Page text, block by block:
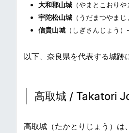
大和郡山城 （やまとこおり
宇陀松山城 （うだまつやま
信貴山城 （しぎさんじょう
以下、奈良県を代表する城跡
高取城 / Takatori
高取城（たかとりじょう）は